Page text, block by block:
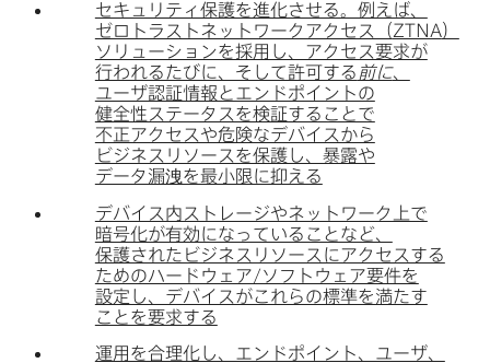
セキュリティ保護を​進化させる。​例えば、​
ゼロトラストネットワークアクセス​（ZTNA）​
ソリューションを​採用し、​アクセス要求が​
行われる​たびに、​そして​許可する 前に、​
ユーザ認証情報と​エンドポイントの​
健全性ステータスを​検証する​ことで
不正アクセスや​危険な​デバイスから​
ビジネスリソースを​保護し、​暴露や​
データ漏洩を​最小限に​抑える
デバイス内ストレージや​ネットワーク上で​
暗号化が​有効に​なっている​ことなど、​
保護された​ビジネスリソースに​アクセスする​
ための​ハードウェア/ソフトウェア要件を​
設定し、​デバイスが​これらの​標準を​満たす​
ことを​要求する
運用を​合理化し、​エンドポイント、​ユーザ、​